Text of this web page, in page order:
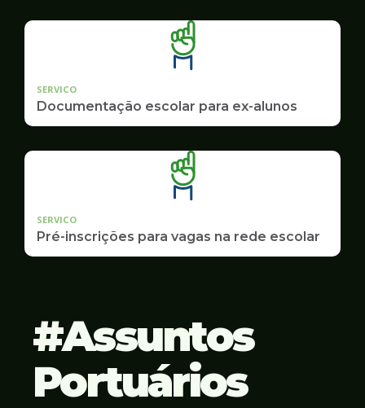
SERVICO
Documentação escolar para ex-alunos
SERVICO
Pré-inscrições para vagas na rede escolar
Assuntos
Portuários